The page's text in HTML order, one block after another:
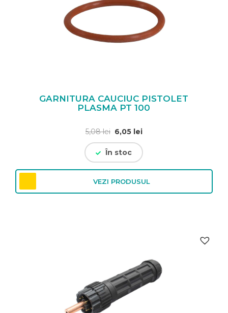
GARNITURA CAUCIUC PISTOLET
PLASMA PT 100
5,08lei Prețul
inițial
a
fost:
6,05 leiPrețul
este:
În stoc
VEZI PRODUSUL